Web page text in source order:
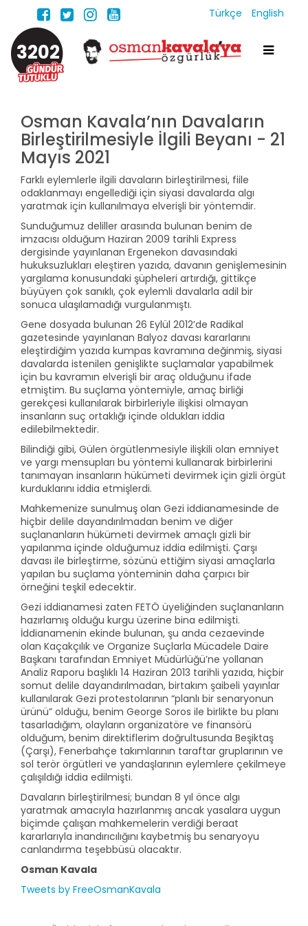
Türkçe English
3202
Osman Kavala’nın Davaların
Birleştirilmesiyle İlgili Beyanı - 21
Mayıs 2021
Farklı eylemlerle ilgili davaların birleştirilmesi, fiile
odaklanmayı engellediği için siyasi davalarda algı
yaratmak için kullanılmaya elverişli bir yöntemdir.
Sunduğumuz deliller arasında bulunan benim de
imzacısı olduğum Haziran 2009 tarihli Express
dergisinde yayınlanan Ergenekon davasındaki
hukuksuzlukları eleştiren yazıda, davanın genişlemesinin
yargılama konusundaki şüpheleri artırdığı, gittikçe
büyüyen çok sanıklı, çok eylemli davalarla adil bir
sonuca ulaşılamadığı vurgulanmıştı.
Gene dosyada bulunan 26 Eylül 2012’de Radikal
gazetesinde yayınlanan Balyoz davası kararlarını
eleştirdiğim yazıda kumpas kavramına değinmiş, siyasi
davalarda istenilen genişlikte suçlamalar yapabilmek
için bu kavramın elverişli bir araç olduğunu ifade
etmiştim. Bu suçlama yöntemiyle, amaç birliği
gerekçesi kullanılarak birbirleriyle ilişkisi olmayan
insanların suç ortaklığı içinde oldukları iddia
edilebilmektedir.
Bilindiği gibi, Gülen örgütlenmesiyle ilişkili olan emniyet
ve yargı mensupları bu yöntemi kullanarak birbirlerini
tanımayan insanların hükümeti devirmek için gizli örgüt
kurduklarını iddia etmişlerdi.
Mahkemenize sunulmuş olan Gezi iddianamesinde de
hiçbir delile dayandırılmadan benim ve diğer
suçlananların hükümeti devirmek amaçlı gizli bir
yapılanma içinde olduğumuz iddia edilmişti. Çarşı
davası ile birleştirme, sözünü ettiğim siyasi amaçlarla
yapılan bu suçlama yönteminin daha çarpıcı bir
örneğini teşkil edecektir.
Gezi iddianamesi zaten FETÖ üyeliğinden suçlananların
hazırlamış olduğu kurgu üzerine bina edilmişti.
İddianamenin ekinde bulunan, şu anda cezaevinde
olan Kaçakçılık ve Organize Suçlarla Mücadele Daire
Başkanı tarafından Emniyet Müdürlüğü’ne yollanan
Analiz Raporu başlıklı 14 Haziran 2013 tarihli yazıda, hiçbir
somut delile dayandırılmadan, birtakım şaibeli yayınlar
kullanılarak Gezi protestolarının “planlı bir senaryonun
ürünü” olduğu, benim George Soros ile birlikte bu planı
tasarladığım, olayların organizatöre ve finansörü
olduğum, benim direktiflerim doğrultusunda Beşiktaş
(Çarşı), Fenerbahçe takımlarının taraftar gruplarının ve
sol terör örgütleri ve yandaşlarının eylemlere çekilmeye
çalışıldığı iddia edilmişti.
Davaların birleştirilmesi; bundan 8 yıl önce algı
yaratmak amacıyla hazırlanmış ancak yasalara uygun
biçimde çalışan mahkemelerin verdiği beraat
kararlarıyla inandırıcılığını kaybetmiş bu senaryoyu
canlandırma teşebbüsü olacaktır.
Osman Kavala
Tweets by FreeOsmanKavala